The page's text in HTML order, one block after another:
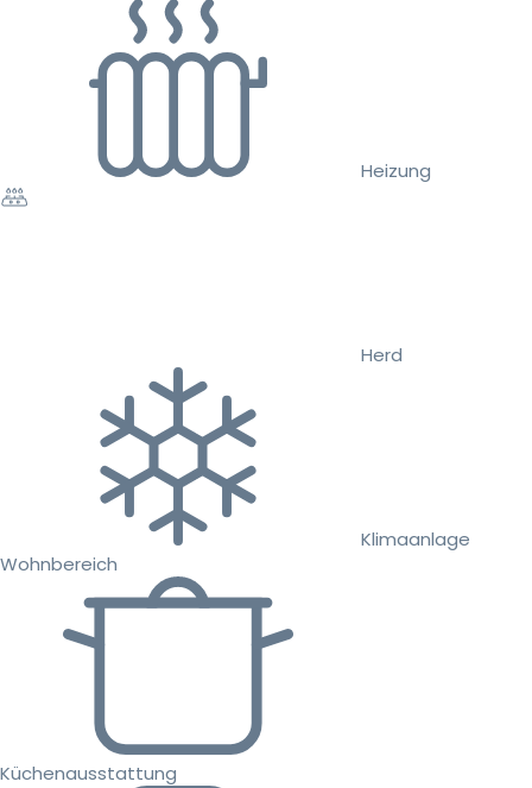
Heizung
Herd
Klimaanlage
Wohnbereich
Küchenausstattung